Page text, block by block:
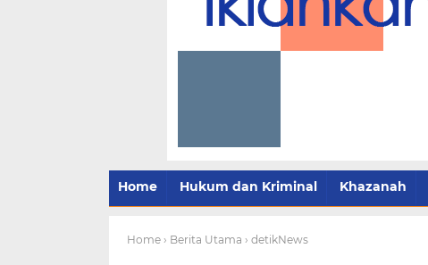
Home Hukum dan Kriminal Khazanah
Home › Berita Utama › detikNews